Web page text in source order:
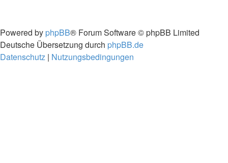
Powered by phpBB® Forum Software © phpBB Limited
Deutsche Übersetzung durch phpBB.de
Datenschutz | Nutzungsbedingungen